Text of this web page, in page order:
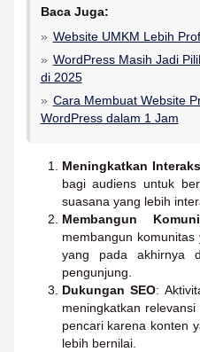
Baca Juga:
Website UMKM Lebih
WordPress Masih Jadi
di 2025
Cara Membuat Website
WordPress dalam 1 Jam
Meningkatkan
bagi audiens untuk
suasana yang lebih
Membangun
membangun komunitas
yang pada akhirnya
pengunjung.
Dukungan SEO:
meningkatkan
pencari karena konten
lebih bernilai.